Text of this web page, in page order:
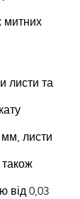
митних
листи та
листи
від 0,03